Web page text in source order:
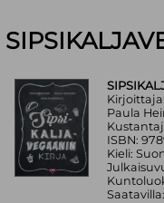
Paula
ISBN:
Kieli: